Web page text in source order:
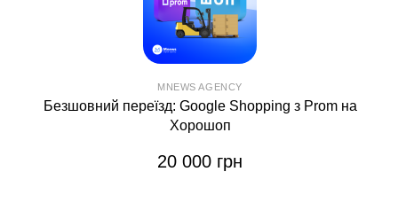
MNEWS AGENCY
Безшовний переїзд: Google Shopping з Prom на
Хорошоп
20 000 грн